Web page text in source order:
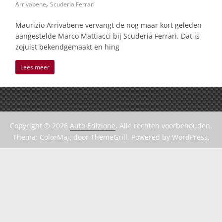
Arrivabene, Scuderia Ferrari
Maurizio Arrivabene vervangt de nog maar kort geleden
aangestelde Marco Mattiacci bij Scuderia Ferrari. Dat is
zojuist bekendgemaakt en hing
Lees meer
Copyright © 2026 Auto Edizione. Alle rechten voorbehouden.
Thema: ColorMag door ThemeGrill. Powered by WordPress.